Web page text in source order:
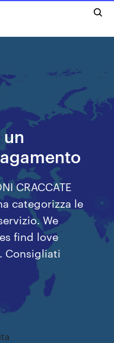
CRACCATE
categorizza le
We
find love
Consigliati